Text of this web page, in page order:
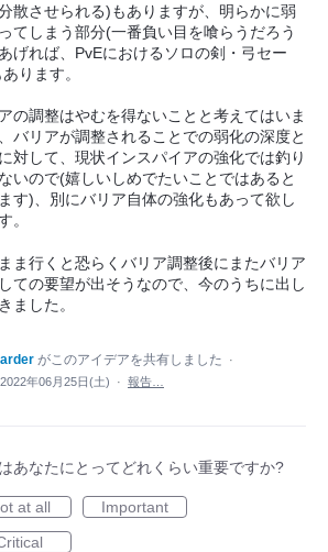
散させられる)もありますが、明らかに弱
てしまう部分(一番負い目を喰らうだろう
げれば、PvEにおけるソロの剣・弓セー
ります。
の調整はやむを得ないことと考えてはいま
バリアが調整されることでの弱化の深度と
対して、現状インスパイアの強化では釣り
いので(嬉しいしめでたいことではあると
す)、別にバリア自体の強化もあって欲し
。
ま行くと恐らくバリア調整後にまたバリア
ての要望が出そうなので、今のうちに出し
ました。
arder がこのアイデアを共有しました
·
2022年06月25日(土)
· 報告…
あなたにとってどれくらい重要ですか?
at all
Important